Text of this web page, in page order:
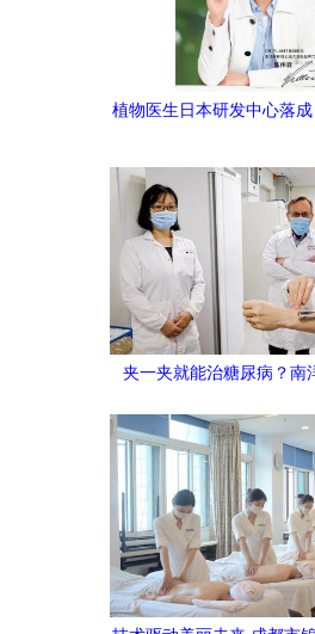
植物医生日本研发中心落
夹一夹就能治糖尿病？南